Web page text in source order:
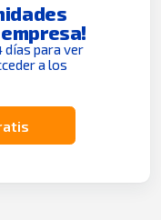
días para ver
a los